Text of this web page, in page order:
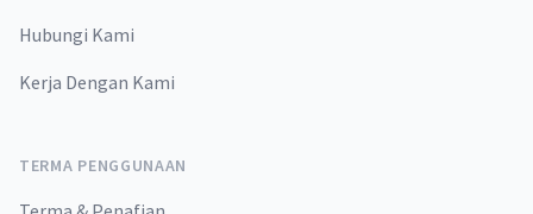
Hubungi Kami
Kerja Dengan Kami
TERMA PENGGUNAAN